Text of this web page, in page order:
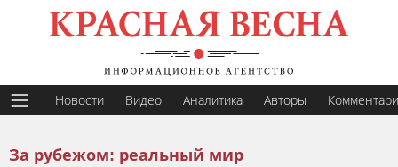
Новости Видео Аналитика Авторы
За рубежом: реальный мир